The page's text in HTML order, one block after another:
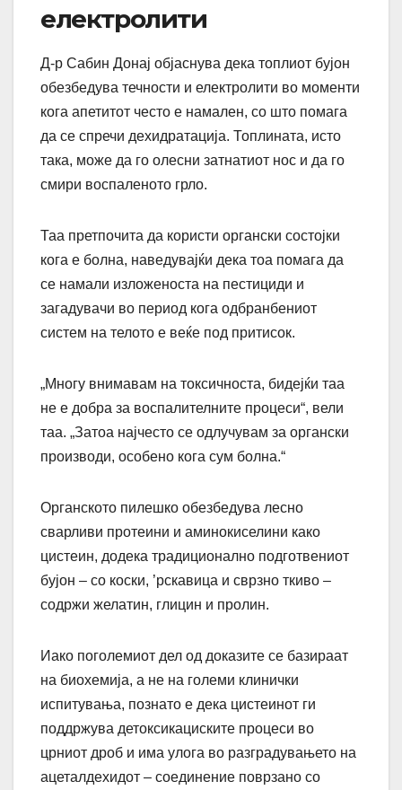
електролити
Д-р Сабин Донај објаснува дека топлиот бујон
обезбедува течности и електролити во моменти
кога апетитот често е намален, со што помага
да се спречи дехидратација. Топлината, исто
така, може да го олесни затнатиот нос и да го
смири воспаленото грло.
Таа претпочита да користи органски состојки
кога е болна, наведувајќи дека тоа помага да
се намали изложеноста на пестициди и
загадувачи во период кога одбранбениот
систем на телото е веќе под притисок.
„Многу внимавам на токсичноста, бидејќи таа
не е добра за воспалителните процеси“, вели
таа. „Затоа најчесто се одлучувам за органски
производи, особено кога сум болна.“
Органското пилешко обезбедува лесно
сварливи протеини и аминокиселини како
цистеин, додека традиционално подготвениот
бујон – со коски, ’рскавица и сврзно ткиво –
содржи желатин, глицин и пролин.
Иако поголемиот дел од доказите се базираат
на биохемија, а не на големи клинички
испитувања, познато е дека цистеинот ги
поддржува детоксикациските процеси во
црниот дроб и има улога во разградувањето на
ацеталдехидот – соединение поврзано со